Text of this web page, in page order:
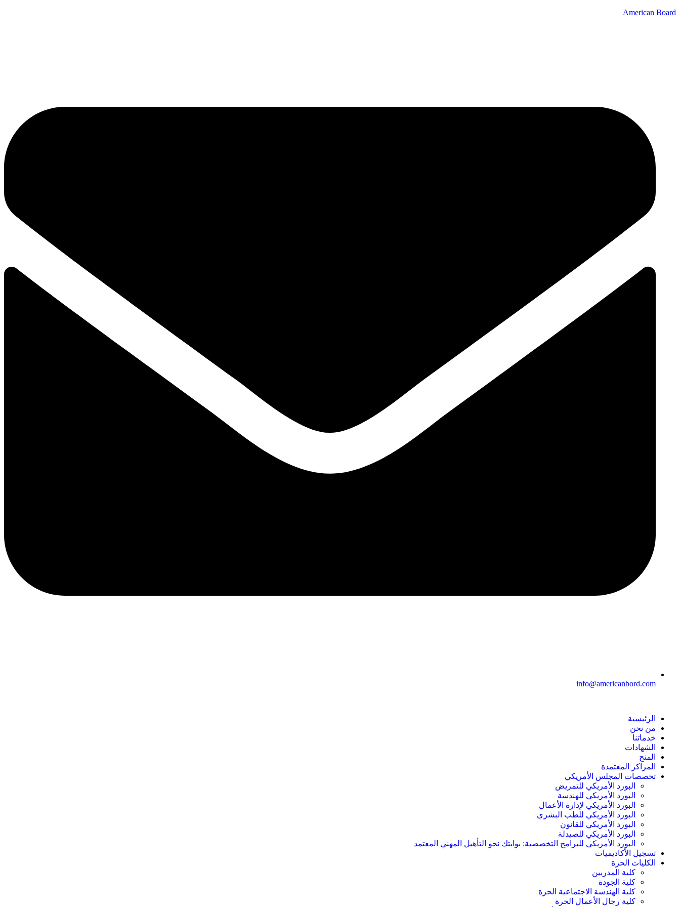
American Board
info@americanbord.com
الرئيسية
من نحن
خدماتنا
الشهادات
المنح
المراكز المعتمدة
تخصصات المجلس الأمريكي
البورد الأمريكي للتمريض
البورد الأمريكي للهندسة
البورد الأمريكي لإدارة الأعمال
البورد الأمريكي للطب البشري
البورد الأمريكي للقانون
البورد الأمريكي للصيدلة
البورد الأمريكي للبرامج التخصصية: بوابتك نحو التأهيل المهني المعتمد
تسجيل الأكاديميات
الكليات الحرة
كلية المدربين
كلية الجودة
كلية الهندسة الاجتماعية الحرة
كلية رجال الأعمال الحرة